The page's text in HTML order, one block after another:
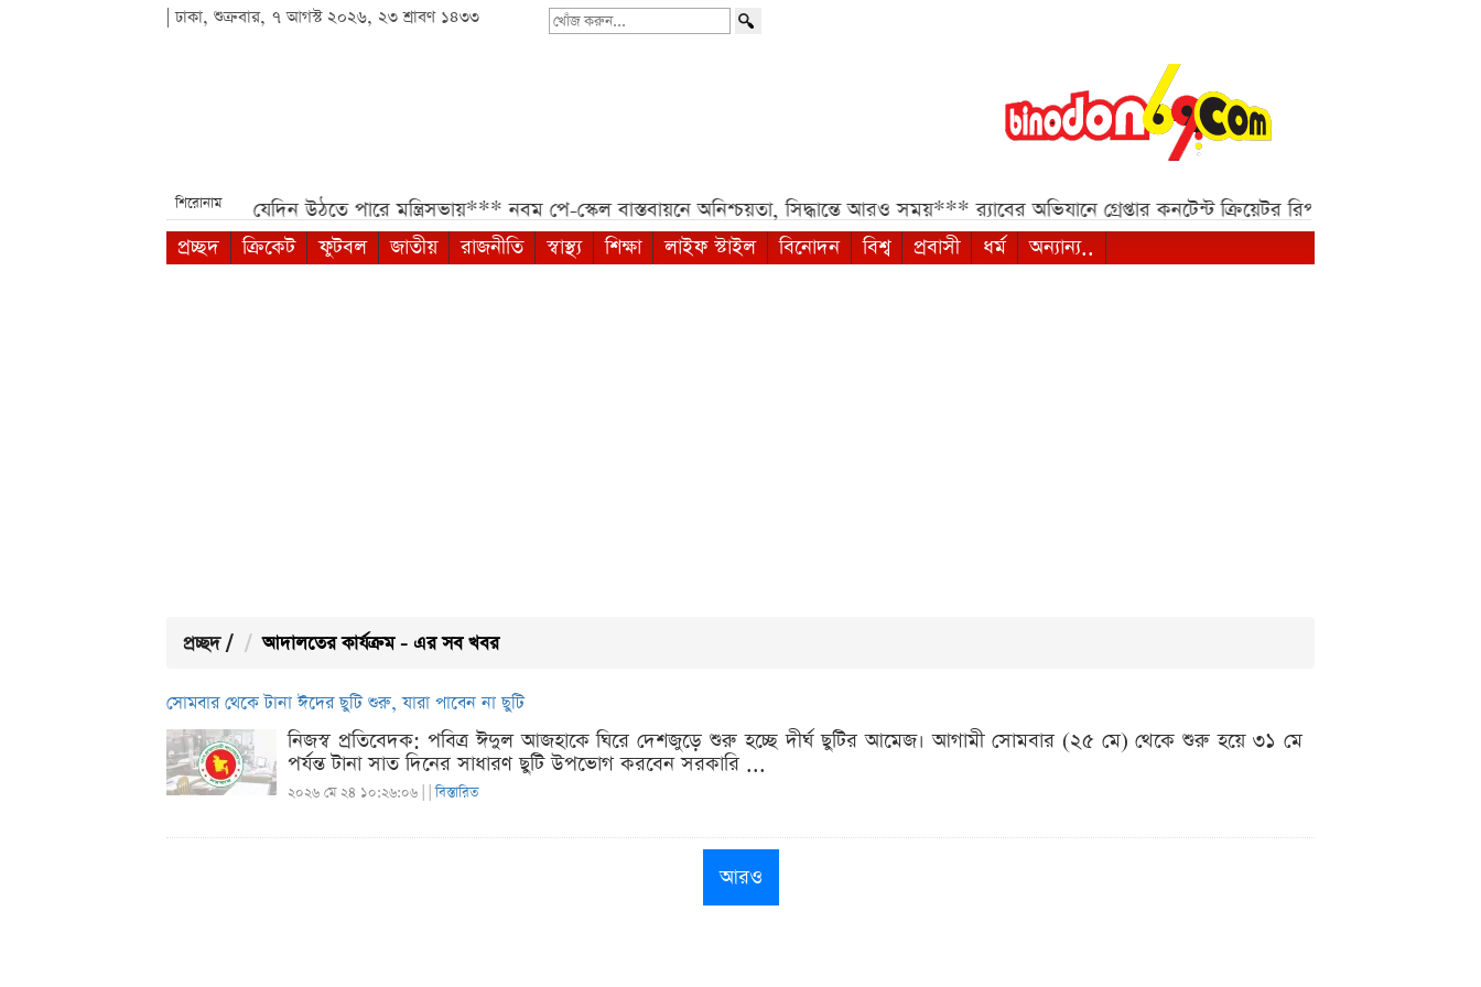
| ঢাকা, শুক্রবার, ৭ আগস্ট ২০২৬, ২৩ শ্রাবণ ১৪৩৩
খোঁজ
শিরোনাম
নবম পে-স্কেলের ফাইল যেদিন উঠতে পারে মন্ত্রিসভায়*** নবম পে-স্কেল বাস্তবায়নে অনিশ্চয়তা, সিদ্ধান্তে আরও সময়*** র‍্যাবের অভিযানে গ্রেপ্তার কনটেন্ট ক্রিয়েটর রিপন মিয়া***
প্রচ্ছদ
ক্রিকেট ফুটবল জাতীয় রাজনীতি স্বাস্থ্য শিক্ষা লাইফ স্টাইল বিনোদন বিশ্ব প্রবাসী ধর্ম অন্যান্য..
প্রচ্ছদ / আদালতের কার্যক্রম - এর সব খবর
সোমবার থেকে টানা ঈদের ছুটি শুরু, যারা পাবেন না ছুটি
নিজস্ব প্রতিবেদক: পবিত্র ঈদুল আজহাকে ঘিরে দেশজুড়ে শুরু হচ্ছে দীর্ঘ ছুটির আমেজ। আগামী সোমবার (২৫ মে) থেকে শুরু হয়ে ৩১ মে
পর্যন্ত টানা সাত দিনের সাধারণ ছুটি উপভোগ করবেন সরকারি ...
২০২৬ মে ২৪ ১০:২৬:০৬ | |বিস্তারিত
আরও